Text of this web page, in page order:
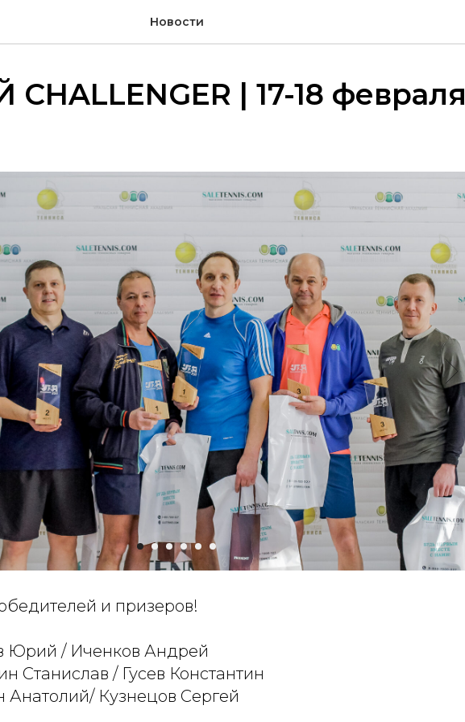
Новости
| 17-18 февраля
и призеров!
Юрий / Иченков Андрей
Станислав / Гусев Константин
Анатолий/ Кузнецов Сергей